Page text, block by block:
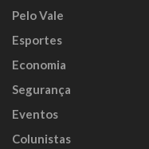
Pelo Vale
Esportes
Economia
Segurança
Eventos
Colunistas